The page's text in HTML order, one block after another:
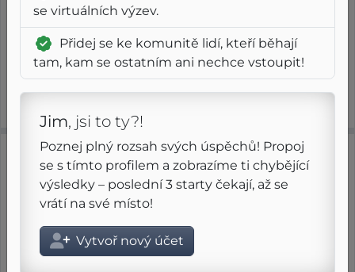
⨦ 174.5 km
+ 10 100 m
Čistý čas
19 37 43
6:45 /km
Index
2023
Red
100 Miles Of Istria
se virtuálních výzev.
Přidej se ke komunitě lidí, kteří běhají
tam, kam se ostatním ani nechce vstoupit!
Jim, jsi to ty?!
Poznej plný rozsah svých úspěchů! Propoj
se s tímto profilem a zobrazíme ti chybějící
výsledky – poslední 3 starty čekají, až se
vrátí na své místo!
Vytvoř nový účet